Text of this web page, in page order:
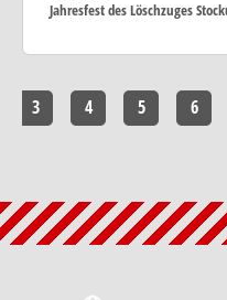
Jahresfest des Löschzuges
3 4 5 6